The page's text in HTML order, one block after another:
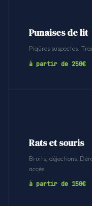
Punaises de lit
Piqûres suspectes.
à partir de 250€
Rats et souris
Bruits, déjections.
accès.
à partir de 150€